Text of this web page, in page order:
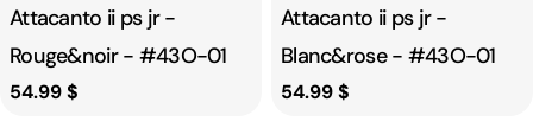
Attacanto ii ps jr -
Rouge&noir - #43O-01
Prix
54.99 $
Attacanto ii ps jr -
Blanc&rose - #43O-01
Prix
54.99 $